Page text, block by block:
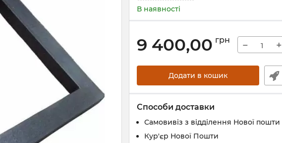
В наявності
9 400,00 грн − +
Додати в кошик
Способи доставки
Самовивіз з відділення Нової пошти
Кур'єр Нової Пошти